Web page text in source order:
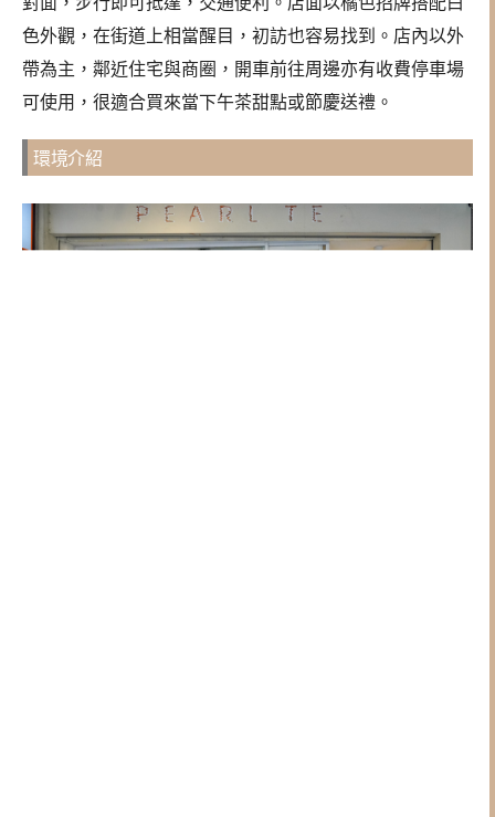
色外觀，在街道上相當醒目，初訪也容易找到。店內以外
帶為主，鄰近住宅與商圈，開車前往周邊亦有收費停車場
可使用，很適合買來當下午茶甜點或節慶送禮。
環境介紹